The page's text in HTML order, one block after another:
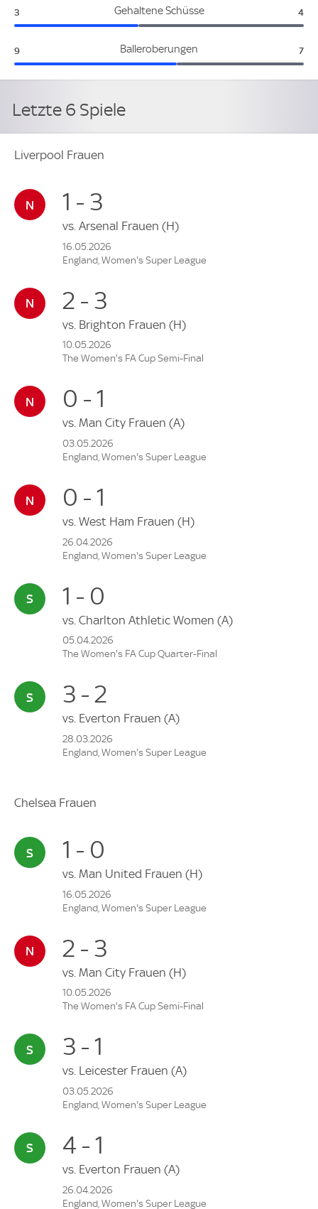
Gehaltene Schüsse
Liverpool Frauen:
3 4
Balleroberungen
Liverpool Frauen:
9 7
Letzte 6 Spiele
Liverpool Frauen
1 - 3
vs. Arsenal Frauen (H)
16.05.2026
England, Women's Super League
2 - 3
vs. Brighton Frauen (H)
10.05.2026
The Women's FA Cup Semi-Final
0 - 1
vs. Man City Frauen (A)
03.05.2026
England, Women's Super League
0 - 1
vs. West Ham Frauen (H)
26.04.2026
England, Women's Super League
1 - 0
vs. Charlton Athletic Women (A)
05.04.2026
The Women's FA Cup Quarter-Final
3 - 2
vs. Everton Frauen (A)
28.03.2026
England, Women's Super League
Chelsea Frauen
1 - 0
vs. Man United Frauen (H)
16.05.2026
England, Women's Super League
2 - 3
vs. Man City Frauen (H)
10.05.2026
The Women's FA Cup Semi-Final
3 - 1
vs. Leicester Frauen (A)
03.05.2026
England, Women's Super League
4 - 1
vs. Everton Frauen (A)
26.04.2026
England, Women's Super League